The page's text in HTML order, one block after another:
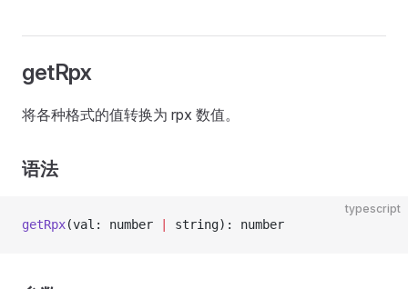
getRpx
将各种格式的值转换为 rpx 数值。
语法
typescript
getRpx(val: number string): number